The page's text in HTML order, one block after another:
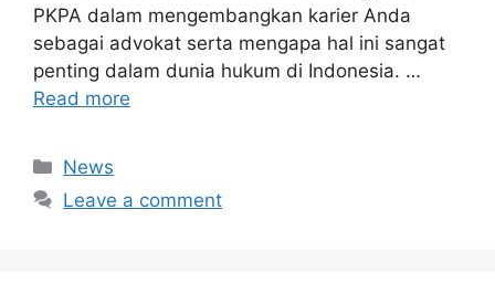
PKPA dalam mengembangkan karier Anda
sebagai advokat serta mengapa hal ini sangat
penting dalam dunia hukum di Indonesia. …
Read more
Categories
News
Leave a comment